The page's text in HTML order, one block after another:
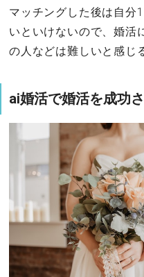
マッチングした後は自分
いといけないので、婚活
の人などは難しいと感じ
ai婚活で婚活を成功